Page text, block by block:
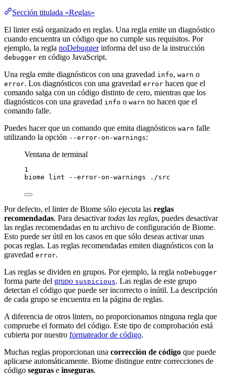
Sección titulada «Reglas»
El linter está organizado en reglas. Una regla emite un diagnóstico
cuando encuentra un código que no cumple sus requisitos. Por
ejemplo, la regla noDebuggerinforma del uso de la instrucción
debugger en código JavaScript.
Una regla emite diagnósticos con una gravedad info, warn o
error. Los diagnósticos con una gravedad error hacen que el
comando salga con un código distinto de cero, mientras que los
diagnósticos con una gravedad info o warn no hacen que el
comando falle.
Puedes hacer que un comando que emita diagnósticos warn falle
utilizando la opción --error-on-warnings:
Ventana de terminal
1
biome
lint --error-on-warnings ./src
Por defecto, el linter de Biome sólo ejecuta las reglas
recomendadas. Para desactivartodas las reglas, puedes desactivar
las reglas recomendadas en tu archivo de configuración de Biome.
Esto puede ser útil en los casos en que sólo deseas activar unas
pocas reglas. Las reglas recomendadas emiten diagnósticos con la
gravedad error.
Las reglas se dividen en grupos. Por ejemplo, la regla noDebugger
forma parte del grupo suspicious. Las reglas de este grupo
detectan el código que puede ser incorrecto o inútil. La descripción
de cada grupo se encuentra en la página de reglas.
A diferencia de otros linters, no proporcionamos ninguna regla que
compruebe el formato del código. Este tipo de comprobación está
cubierta por nuestro formateador de código.
Muchas reglas proporcionan una corrección de código que puede
aplicarse automáticamente. Biome distingue entre correcciones de
código seguras e inseguras.